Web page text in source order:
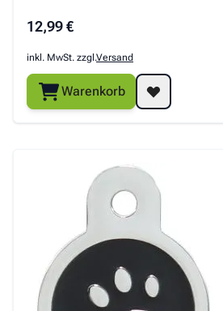
12,99 €
inkl. MwSt. zzgl.Versand
Warenkorb